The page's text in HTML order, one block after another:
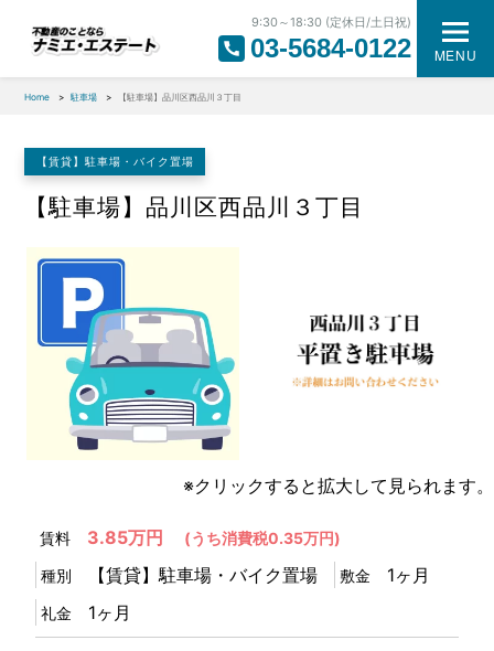
MENU
9:30～18:30 (定休日/土日祝)
03-5684-0122
Home 駐車場 【駐車場】品川区西品川３丁目
【賃貸】駐車場・バイク置場
【駐車場】品川区西品川３丁目
※クリックすると拡大して見られます。
賃料 3.85万円 (うち消費税0.35万円)
種別 【賃貸】駐車場・バイク置場 敷金 1ヶ月
礼金 1ヶ月